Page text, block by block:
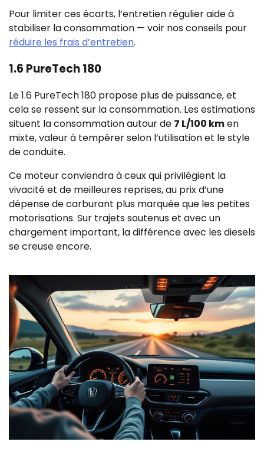
Pour limiter ces écarts, l’entretien régulier aide à
stabiliser la consommation — voir nos conseils pour
réduire les frais d’entretien.
1.6 PureTech 180
Le 1.6 PureTech 180 propose plus de puissance, et
cela se ressent sur la consommation. Les estimations
situent la consommation autour de 7 L/100 kmen
mixte, valeur à tempérer selon l’utilisation et le style
de conduite.
Ce moteur conviendra à ceux qui privilégient la
vivacité et de meilleures reprises, au prix d’une
dépense de carburant plus marquée que les petites
motorisations. Sur trajets soutenus et avec un
chargement important, la différence avec les diesels
se creuse encore.